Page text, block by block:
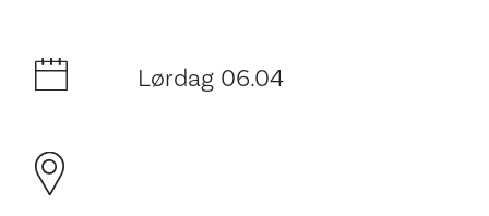
Lørdag 06.04